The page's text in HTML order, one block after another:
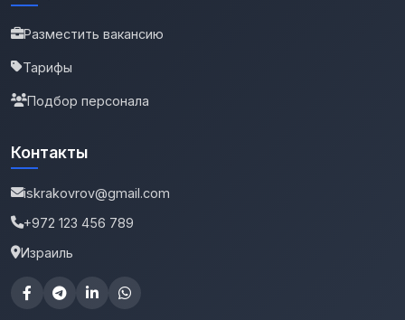
Разместить вакансию
Тарифы
Подбор персонала
Контакты
iskrakovrov@gmail.com
+972 123 456 789
Израиль